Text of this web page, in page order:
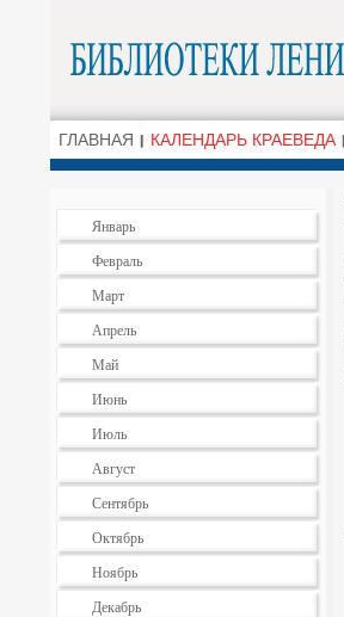
ГЛАВНАЯ КАЛЕНДАРЬ КРАЕВЕДА
Январь
Февраль
Март
Апрель
Май
Июнь
Июль
Август
Сентябрь
Октябрь
Ноябрь
Декабрь